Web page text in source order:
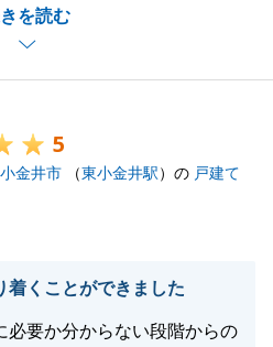
を読む
と心より嬉しく存じます。
、今後とも頑張ってまいりま
たします。
5
小金井市 （東小金井駅）の 戸建て
着くことができました
必要か分からない段階からの